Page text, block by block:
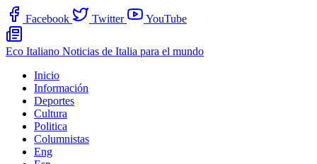
Facebook Twitter YouTube
Eco Italiano Noticias de Italia para el mundo
Inicio
Información
Deportes
Cultura
Politica
Columnistas
Eng